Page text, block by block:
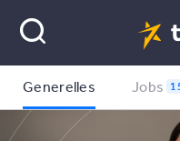
Generelles Jobs